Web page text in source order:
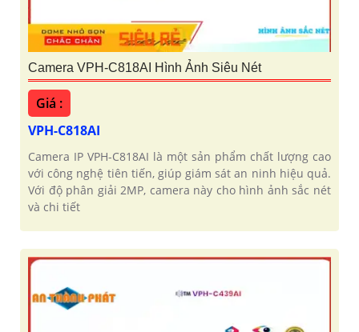
Camera VPH-C818AI Hình Ảnh Siêu Nét
Giá :
VPH-C818AI
Camera IP VPH-C818AI là một sản phẩm chất lượng cao
với công nghệ tiên tiến, giúp giám sát an ninh hiệu quả.
Với độ phân giải 2MP, camera này cho hình ảnh sắc nét
và chi tiết